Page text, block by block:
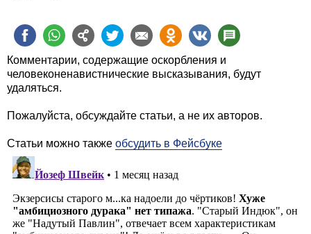
Комментарии, содержащие оскорбления и
человеконенавистнические высказывания, будут
удаляться.
Пожалуйста, обсуждайте статьи, а не их авторов.
Статьи можно также обсудить в Фейсбуке